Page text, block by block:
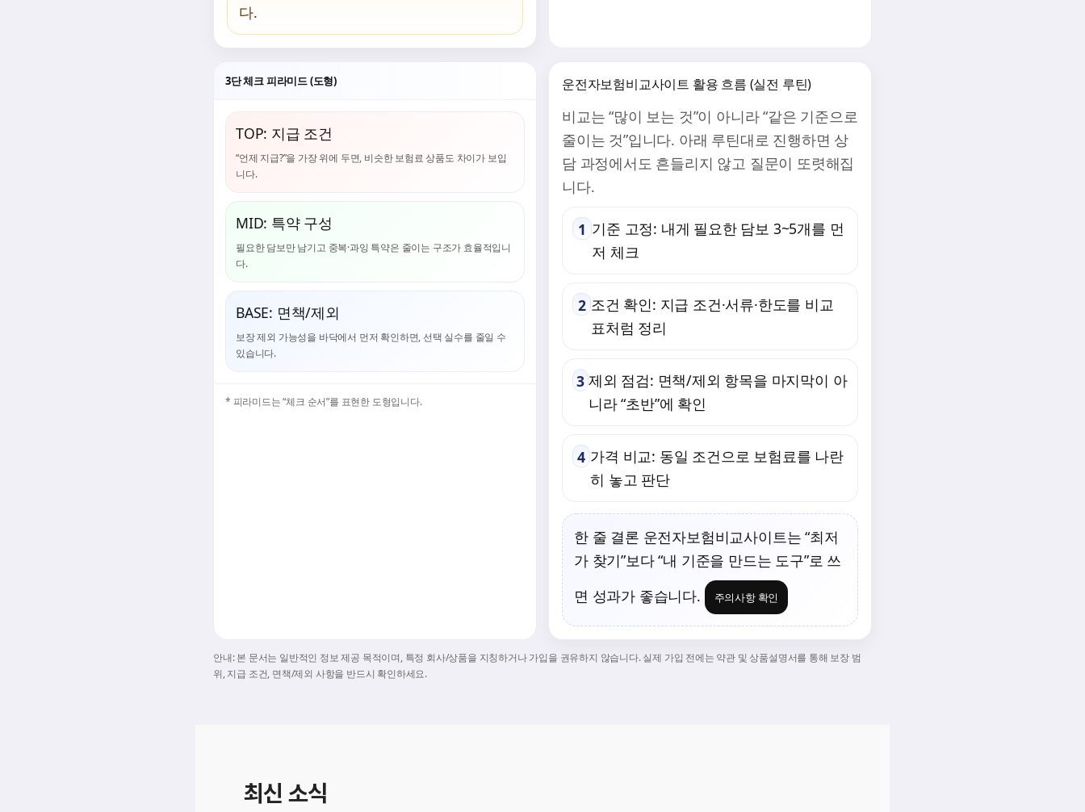
다.
3단 체크 피라미드 (도형)
TOP: 지급 조건
“언제 지급?”을 가장 위에 두면, 비슷한 보험료 상품도 차이가 보입
니다.
MID: 특약 구성
필요한 담보만 남기고 중복·과잉 특약은 줄이는 구조가 효율적입니
다.
BASE: 면책/제외
보장 제외 가능성을 바닥에서 먼저 확인하면, 선택 실수를 줄일 수
있습니다.
* 피라미드는 “체크 순서”를 표현한 도형입니다.
운전자보험비교사이트 활용 흐름 (실전 루틴)
비교는 “많이 보는 것”이 아니라 “같은 기준으로
줄이는 것”입니다. 아래 루틴대로 진행하면 상
담 과정에서도 흔들리지 않고 질문이 또렷해집
니다.
1 기준 고정: 내게 필요한 담보 3~5개를 먼
저 체크
2 조건 확인: 지급 조건·서류·한도를 비교
표처럼 정리
3 제외 점검: 면책/제외 항목을 마지막이 아
니라 “초반”에 확인
4 가격 비교: 동일 조건으로 보험료를 나란
히 놓고 판단
한 줄 결론 운전자보험비교사이트는 “최저
가 찾기”보다 “내 기준을 만드는 도구”로 쓰
면 성과가 좋습니다.
주의사항 확인
안내: 본 문서는 일반적인 정보 제공 목적이며, 특정 회사/상품을 지칭하거나 가입을 권유하지 않습니다. 실제 가입 전에는 약관 및 상품설명서를 통해 보장 범
위, 지급 조건, 면책/제외 사항을 반드시 확인하세요.
최신 소식